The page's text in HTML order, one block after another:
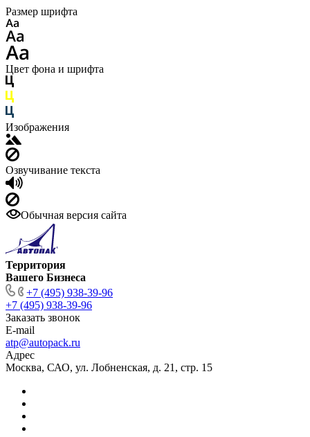
Размер шрифта
Цвет фона и шрифта
Изображения
Озвучивание текста
Обычная версия сайта
Территория
Вашего Бизнеса
+7 (495) 938-39-96
+7 (495) 938-39-96
Заказать звонок
E-mail
atp@autopack.ru
Адрес
Москва, САО, ул. Лобненская, д. 21, стр. 15